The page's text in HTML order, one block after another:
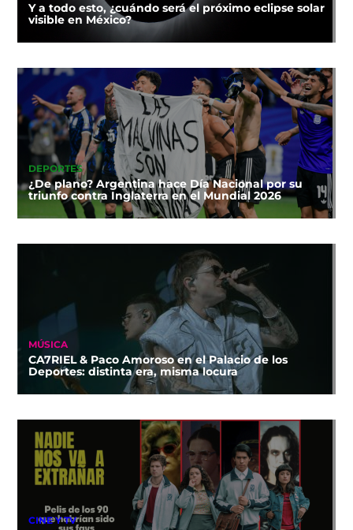
Y a todo esto, ¿cuándo será el próximo eclipse solar
visible en México?
DEPORTES
¿De plano? Argentina hace Día Nacional por su
triunfo contra Inglaterra en el Mundial 2026
MÚSICA
CA7RIEL & Paco Amoroso en el Palacio de los
Deportes: distinta era, misma locura
CINE Y TV